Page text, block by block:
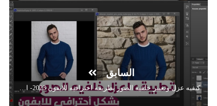
السابق
كيفيه عزل وتغيير خلفيه الصور بطريقه احترافيه للايفون 2023- ازي أغير خلفيه الصور في دقيقه واحده